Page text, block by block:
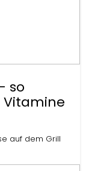
so
Vitamine
auf dem Grill